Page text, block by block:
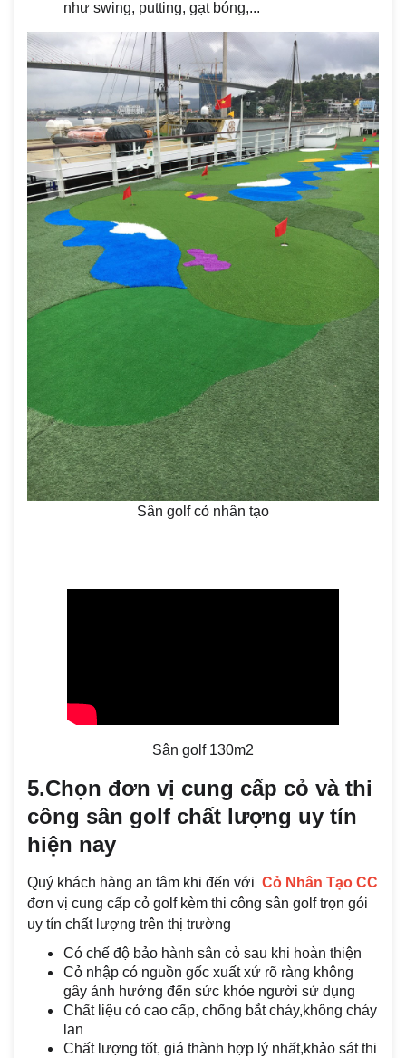
như swing, putting, gạt bóng,...
Sân golf cỏ nhân tạo
Sân golf 130m2
5.Chọn đơn vị cung cấp cỏ và thi
công sân golf chất lượng uy tín
hiện nay
Quý khách hàng an tâm khi đến với Cỏ Nhân Tạo CC
đơn vị cung cấp cỏ golf kèm thi công sân golf trọn gói
uy tín chất lượng trên thị trường
Có chế độ bảo hành sân cỏ sau khi hoàn thiện
Cỏ nhập có nguồn gốc xuất xứ rõ ràng không
gây ảnh hưởng đến sức khỏe người sử dụng
Chất liệu cỏ cao cấp, chống bắt cháy,không cháy
lan
Chất lượng tốt, giá thành hợp lý nhất,khảo sát thi